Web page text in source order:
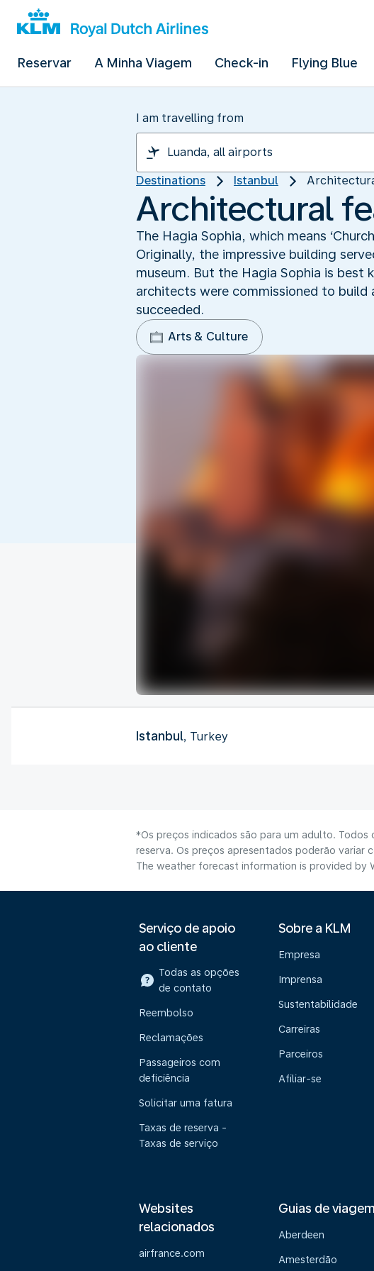
Reservar A Minha Viagem Check-in Flying Blue
I am travelling from
Destinations Istanbul
Architectural
The Hagia Sophia, which means
Originally, the impressive building
museum. But the Hagia Sophia is best
architects were commissioned to
succeeded.
Arts & Culture
Istanbul, Turkey
*Os preços indicados são para um adulto.
reserva. Os preços apresentados poderão variar
The weather forecast information is provided by
Serviço de apoio
ao cliente
Todas as opções
de contato
Reembolso
Reclamações
Passageiros com
deficiência
Solicitar uma fatura
Taxas de reserva -
Taxas de serviço
Sobre a KLM
Empresa
Imprensa
Sustentabilidade
Carreiras
Parceiros
Afiliar-se
Websites
relacionados
airfrance.com
Guias de viagem
Aberdeen
Amesterdão